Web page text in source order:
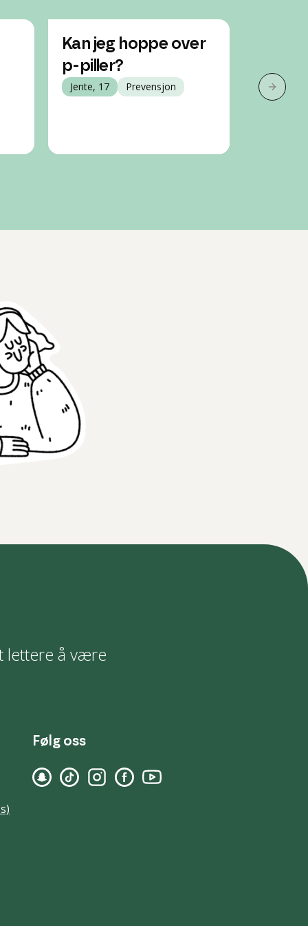
Kan jeg hoppe over
p-piller?
Jente, 17 Prevensjon 15 år
Neste
lettere å være
Følg oss